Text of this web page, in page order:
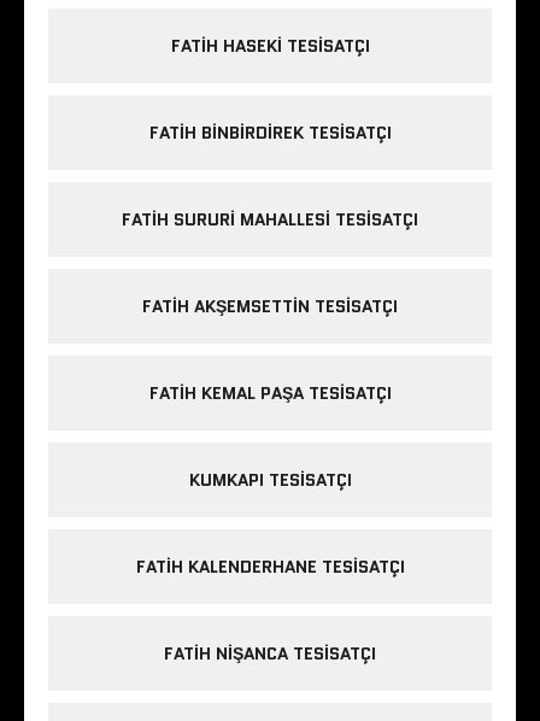
FATIH HASEKI TESISATÇI
FATIH BINBIRDIREK TESISATÇI
FATIH SURURI MAHALLESI TESISATÇI
FATIH AKŞEMSETTIN TESISATÇI
FATIH KEMAL PAŞA TESISATÇI
KUMKAPI TESISATÇI
FATIH KALENDERHANE TESISATÇI
FATIH NIŞANCA TESISATÇI